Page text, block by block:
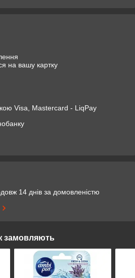
на вашу картку
Visa, Mastercard - LiqPay
14 днів за домовленістю
замовляють